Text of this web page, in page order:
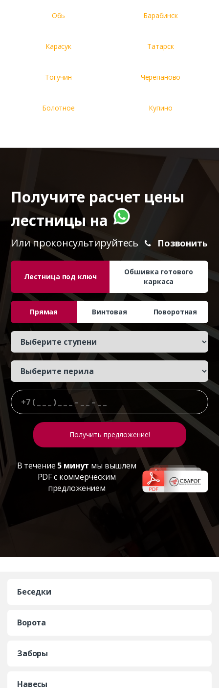
Обь Барабинск
Карасук Татарск
Тогучин Черепаново
Болотное Купино
Получите расчет цены
лестницы на
Или проконсультируйтесь Позвонить
Лестница под ключ
Обшивка готового
каркаса
Прямая Винтовая Поворотная
В течение 5 минут мы вышлем
PDF с коммерческим
предложением
Беседки
Ворота
Заборы
Навесы